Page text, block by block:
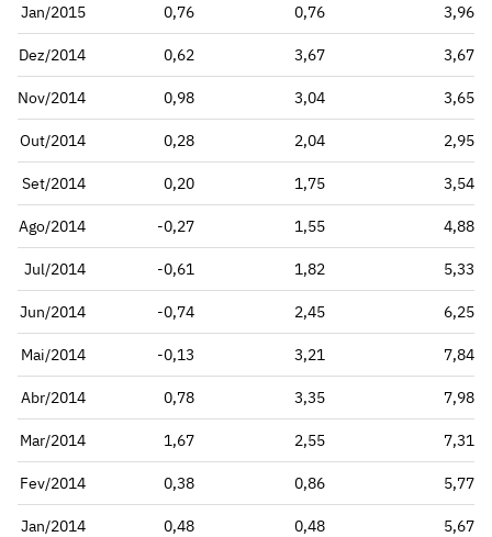
Jan/2015 0,76 0,76 3,96
Dez/2014 0,62 3,67 3,67
Nov/2014 0,98 3,04 3,65
Out/2014 0,28 2,04 2,95
Set/2014 0,20 1,75 3,54
Ago/2014 -0,27 1,55 4,88
Jul/2014 -0,61 1,82 5,33
Jun/2014 -0,74 2,45 6,25
Mai/2014 -0,13 3,21 7,84
Abr/2014 0,78 3,35 7,98
Mar/2014 1,67 2,55 7,31
Fev/2014 0,38 0,86 5,77
Jan/2014 0,48 0,48 5,67